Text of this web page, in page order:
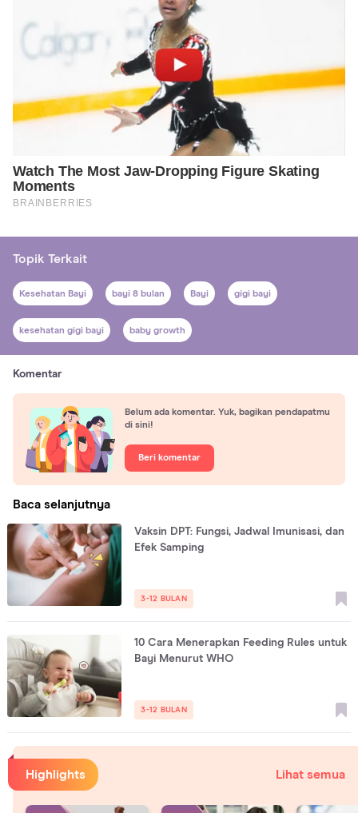
Topik Terkait
Kesehatan Bayi bayi 8 bulan Bayi gigi bayi
kesehatan gigi bayi baby growth
Komentar
Belum ada komentar. Yuk, bagikan pendapatmu
di sini!
Beri komentar
Baca selanjutnya
Vaksin DPT: Fungsi, Jadwal Imunisasi, dan
Efek Samping
3-12 BULAN
10 Cara Menerapkan Feeding Rules untuk
Bayi Menurut WHO
3-12 BULAN
Highlights Lihat semua